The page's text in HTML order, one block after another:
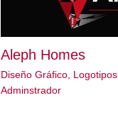
Aleph Homes
Diseño Gráfico, Logotipos,
Adminstrador